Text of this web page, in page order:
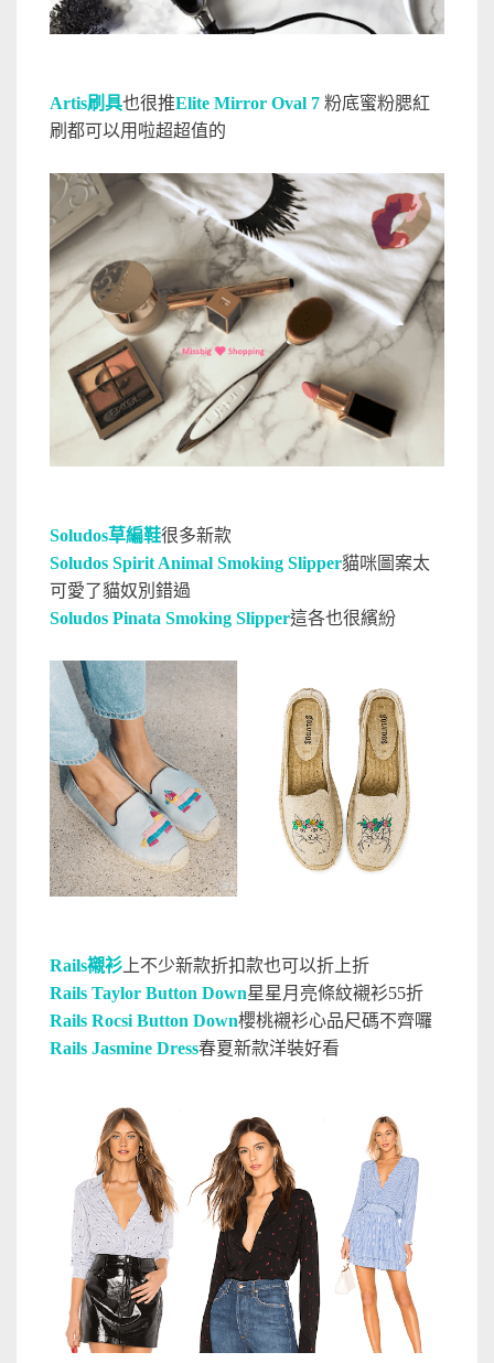
Artis刷具也很推Elite Mirror Oval 7 粉底蜜粉腮紅
刷都可以用啦超超值的
Soludos草編鞋很多新款
Soludos Spirit Animal Smoking Slipper貓咪圖案太
可愛了貓奴別錯過
Soludos Pinata Smoking Slipper這各也很繽紛
Rails襯衫 上不少新款折扣款也可以折上折
Rails Taylor Button Down星星月亮條紋襯衫55折
Rails Rocsi Button Down櫻桃襯衫心品尺碼不齊囉
Rails Jasmine Dress春夏新款洋裝好看